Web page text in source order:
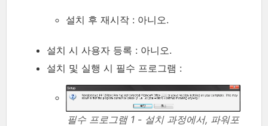
설치 후 재시작 : 아니오.
설치 시 사용자 등록 : 아니오.
설치 및 실행 시 필수 프로그램 :
필수 프로그램 1 - 설치 과정에서, 파워포